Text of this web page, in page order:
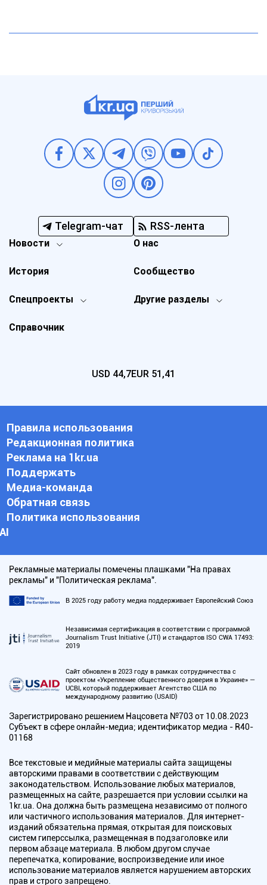
Telegram-чат RSS-лента
Новости
Спецпроекты Другие разделы
История
О нас
Справочник
Сообщество
USD 44,7EUR 51,41
Правила использования
Редакционная политика
Реклама на 1kr.ua
Поддержать
Медиа-команда
Обратная связь
Политика использования
АI
Рекламные материалы помечены плашками "На правах
рекламы" и "Политическая реклама".
В 2025 году работу медиа поддерживает Европейский Союз
Независимая сертификация в соответствии с программой
Journalism Trust Initiative (JTI) и стандартов ISO CWA 17493:
2019
Сайт обновлен в 2023 году в рамках сотрудничества с
проектом «Укрепление общественного доверия в Украине» —
UCBI, который поддерживает Агентство США по
международному развитию (USAID)
Зарегистрировано решением Нацсовета №703 от 10.08.2023
Субъект в сфере онлайн-медиа; идентификатор медиа - R40-
01168
Все текстовые и медийные материалы сайта защищены
авторскими правами в соответствии с действующим
законодательством. Использование любых материалов,
размещенных на сайте, разрешается при условии ссылки на
1kr.ua. Она должна быть размещена независимо от полного
или частичного использования материалов. Для интернет-
изданий обязательна прямая, открытая для поисковых
систем гиперссылка, размещенная в подзаголовке или
первом абзаце материала. В любом другом случае
перепечатка, копирование, воспроизведение или иное
использование материалов является нарушением авторских
прав и строго запрещено.